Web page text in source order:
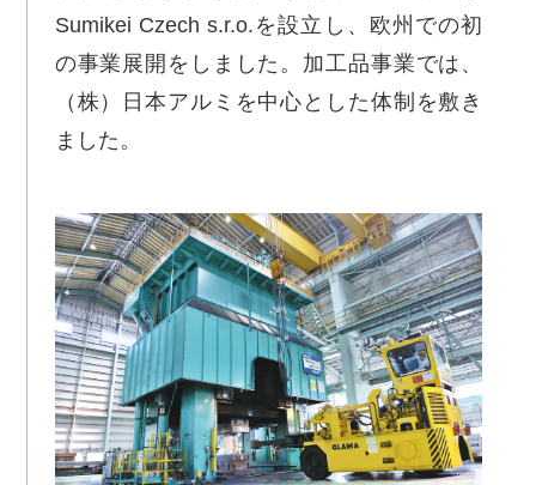
Sumikei Czech s.r.o.を設立し、欧州での初
の事業展開をしました。加工品事業では、
（株）日本アルミを中心とした体制を敷き
ました。